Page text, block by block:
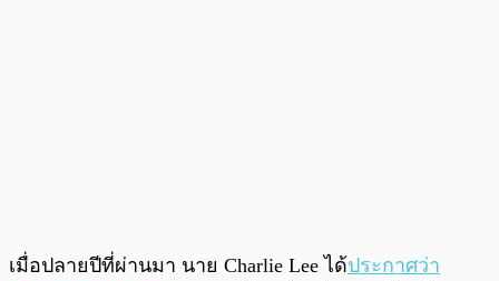
เมื่อปลายปีที่ผ่านมา นาย Charlie Lee ได้ประกาศว่า